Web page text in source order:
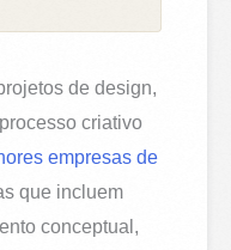
de design,
criativo
empresas de
que incluem
conceptual,